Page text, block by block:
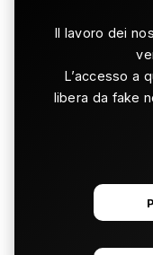
Il lavoro dei
L’accesso a
libera da fake